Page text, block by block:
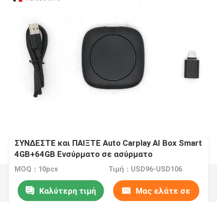
ΣΥΝΔΕΣΤΕ και ΠΑΙΞΤΕ Auto Carplay AI Box Smart
4GB+64GB Ενσύρματο σε ασύρματο
MOQ：10pcs Τιμή：USD96-USD106
Καλύτερη τιμή Μας ελάτε σε